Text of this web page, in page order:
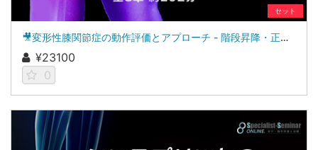
セット
🎥変形性膝関節症の動作評価とアプローチ - 階段昇降・正座（しゃがみ動作）編 -
¥23100
0